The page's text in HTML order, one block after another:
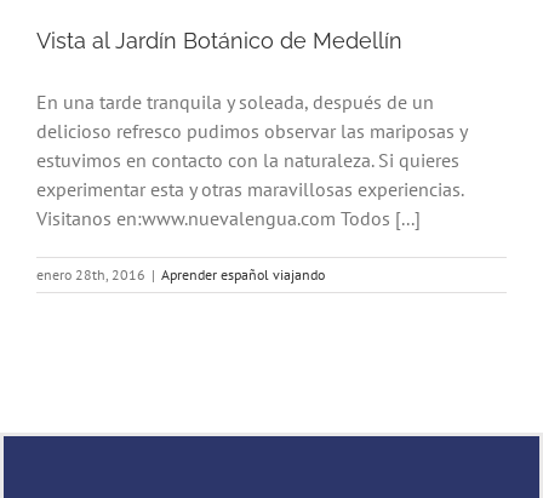
Vista al Jardín Botánico de Medellín
En una tarde tranquila y soleada, después de un
delicioso refresco pudimos observar las mariposas y
estuvimos en contacto con la naturaleza. Si quieres
experimentar esta y otras maravillosas experiencias.
Visitanos en:www.nuevalengua.com Todos [...]
enero 28th, 2016 | Aprender español viajando